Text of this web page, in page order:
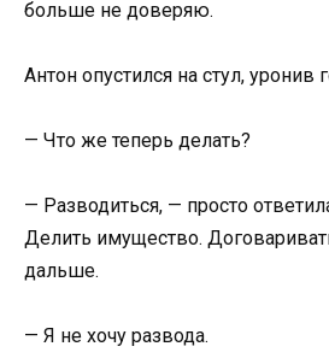
больше не доверяю.
Антон опустился на стул, уронив
— Что же теперь делать?
— Разводиться, — просто
Делить имущество.
дальше.
— Я не хочу развода.